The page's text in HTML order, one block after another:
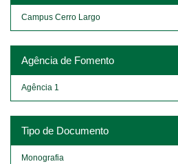
Campus Cerro Largo
Agência de Fomento
Agência 1
Tipo de Documento
Monografia